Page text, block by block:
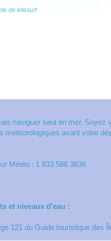
de kitesurf
naviguer seul en mer.
météorologiques avant votre
Météo : 1 833 586 3836
et niveaux d'eau :
121 du Guide touristique des